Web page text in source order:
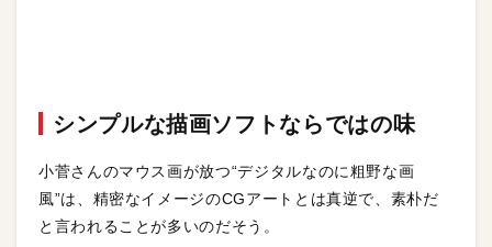
シンプルな描画ソフトならではの味
小菅さんのマウス画が放つ“デジタルなのに粗野な画
風”は、精密なイメージのCGアートとは真逆で、素朴だ
と言われることが多いのだそう。